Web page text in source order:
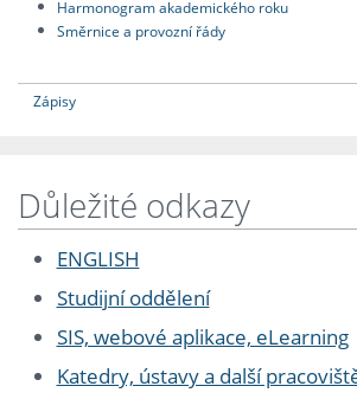
Harmonogram akademického roku
Směrnice a provozní řády
Zápisy
Důležité odkazy
ENGLISH
Studijní oddělení
SIS, webové aplikace, eLearning
Katedry, ústavy a další